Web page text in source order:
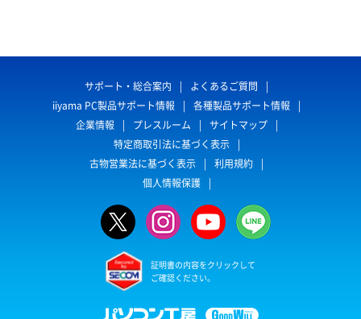
サポート・総合案内
よくあるご質問
iiyama PC製品サポート情報
各種製品サポート情報
企業情報
プレスルーム
サイトマップ
特定商取引法に基づく表示
古物営業法に基づく表示
利用規約
個人情報保護
証明書の内容をクリックして
ご確認ください。